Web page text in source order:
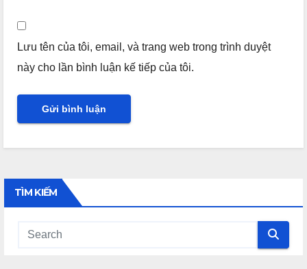
Lưu tên của tôi, email, và trang web trong trình duyệt
này cho lần bình luận kế tiếp của tôi.
TÌM KIẾM